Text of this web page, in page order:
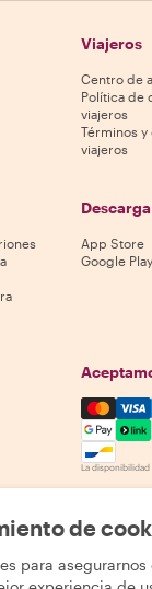
Viajeros
Centro de
Política de
viajeros
Términos
viajeros
App Store
Google
La
Política de privacidad |
de
para asegurarnos